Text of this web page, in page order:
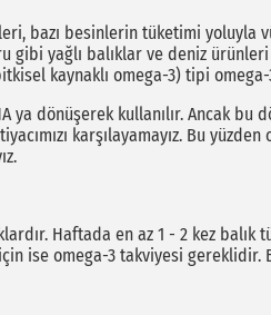
bazı besinlerin tüketimi yoluyla
gibi yağlı balıklar ve deniz
kaynaklı omega-3) tipi omega-
ya dönüşerek kullanılır. Ancak bu
karşılayamayız. Bu yüzden
Haftada en az 1 - 2 kez balık
ise omega-3 takviyesi gereklidir.